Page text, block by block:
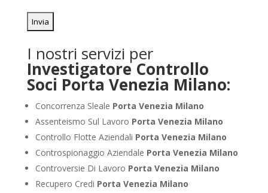
I nostri servizi per
Investigatore Controllo
Soci Porta Venezia Milano:
Concorrenza Sleale Porta Venezia Milano
Assenteismo Sul Lavoro Porta Venezia Milano
Controllo Flotte Aziendali Porta Venezia Milano
Controspionaggio Aziendale Porta Venezia Milano
Controversie Di Lavoro Porta Venezia Milano
Recupero Credi Porta Venezia Milano